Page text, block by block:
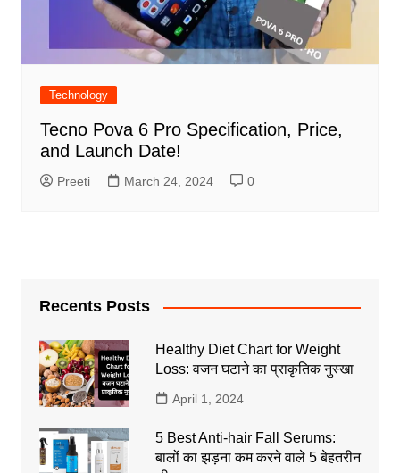
Technology
Tecno Pova 6 Pro Specification, Price,
and Launch Date!
Preeti March 24, 2024 0
Recents Posts
Healthy Diet Chart for Weight
Loss: वजन घटाने का प्राकृतिक नुस्खा
April 1, 2024
5 Best Anti-hair Fall Serums:
बालों का झड़ना कम करने वाले 5 बेहतरीन